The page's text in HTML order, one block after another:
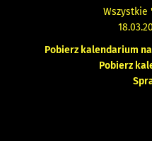
Wszystkie
Pobierz kalendarium
Pobierz